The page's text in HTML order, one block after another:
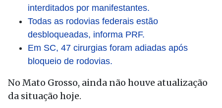
interditados por manifestantes.
Todas as rodovias federais estão
desbloqueadas, informa PRF.
Em SC, 47 cirurgias foram adiadas após
bloqueio de rodovias.
No Mato Grosso, ainda não houve atualização
da situação hoje.